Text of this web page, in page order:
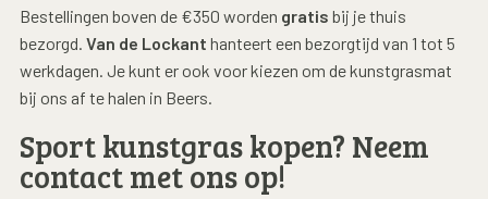
Bestellingen boven de €350 worden gratis bij je thuis
bezorgd. Van de Lockant hanteert een bezorgtijd van 1 tot 5
werkdagen. Je kunt er ook voor kiezen om de kunstgrasmat
bij ons af te halen in Beers.
Sport kunstgras kopen? Neem
contact met ons op!